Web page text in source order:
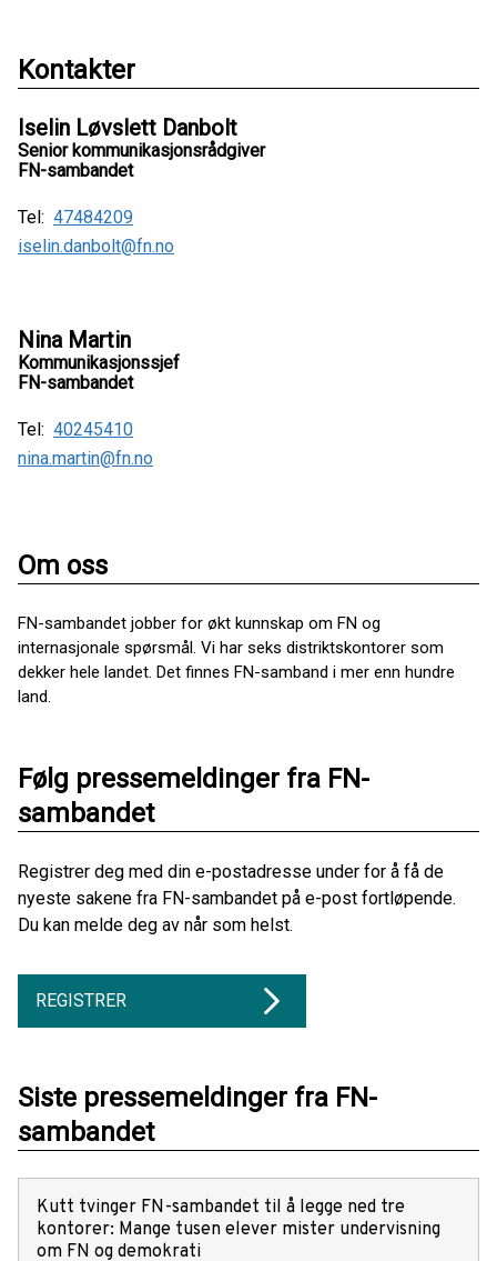
Kontakter
Iselin Løvslett Danbolt
Senior kommunikasjonsrådgiver
FN-sambandet
Tel: 47484209
iselin.danbolt@fn.no
Nina Martin
Kommunikasjonssjef
FN-sambandet
Tel: 40245410
nina.martin@fn.no
Om oss
FN-sambandet jobber for økt kunnskap om FN og
internasjonale spørsmål. Vi har seks distriktskontorer som
dekker hele landet. Det finnes FN-samband i mer enn hundre
land.
Følg pressemeldinger fra FN-
sambandet
Registrer deg med din e-postadresse under for å få de
nyeste sakene fra FN-sambandet på e-post fortløpende.
Du kan melde deg av når som helst.
REGISTRER
Siste pressemeldinger fra FN-
sambandet
Kutt tvinger FN-sambandet til å legge ned tre
kontorer: Mange tusen elever mister undervisning
om FN og demokrati